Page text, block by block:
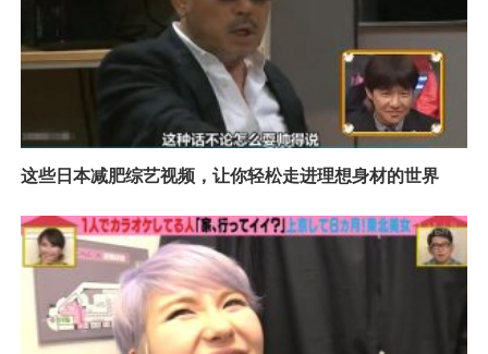
这些日本减肥综艺视频，让你轻松走进理想身材的世界